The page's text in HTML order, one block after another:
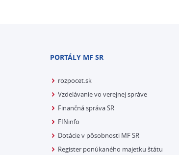
PORTÁLY MF SR
rozpocet.sk
Vzdelávanie vo verejnej správe
Finančná správa SR
FINinfo
Dotácie v pôsobnosti MF SR
Register ponúkaného majetku štátu